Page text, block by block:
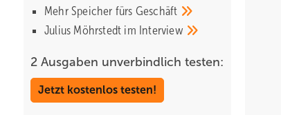
Mehr Speicher fürs Geschäft
Julius Möhrstedt im Interview
2 Ausgaben unverbindlich testen:
Jetzt kostenlos testen!